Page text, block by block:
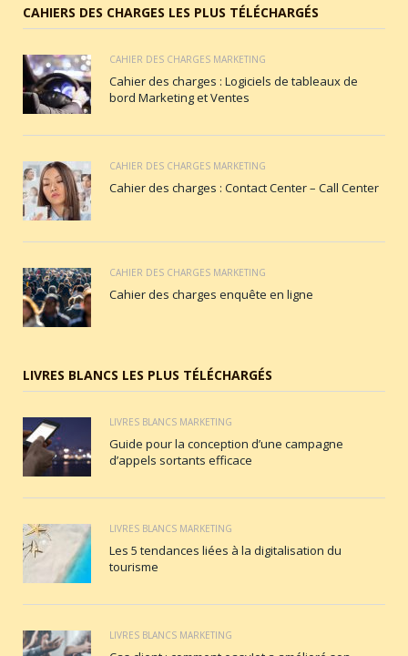
CAHIERS DES CHARGES LES PLUS TÉLÉCHARGÉS
CAHIER DES CHARGES MARKETING
Cahier des charges : Logiciels de tableaux de
bord Marketing et Ventes
CAHIER DES CHARGES MARKETING
Cahier des charges : Contact Center – Call Center
CAHIER DES CHARGES MARKETING
Cahier des charges enquête en ligne
LIVRES BLANCS LES PLUS TÉLÉCHARGÉS
LIVRES BLANCS MARKETING
Guide pour la conception d’une campagne
d’appels sortants efficace
LIVRES BLANCS MARKETING
Les 5 tendances liées à la digitalisation du
tourisme
LIVRES BLANCS MARKETING